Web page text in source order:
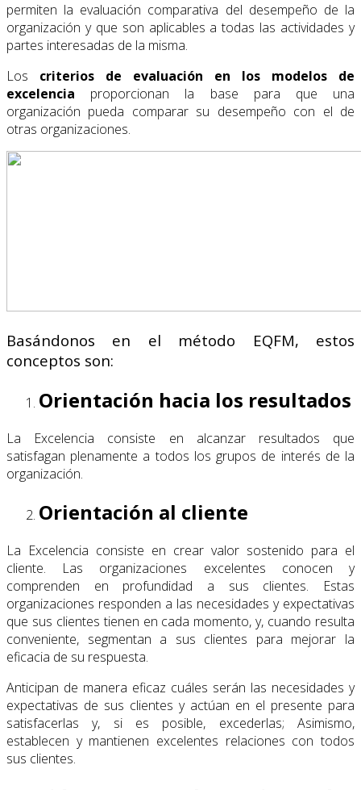
permiten la evaluación comparativa del desempeño de la
organización y que son aplicables a todas las actividades y
partes interesadas de la misma.
Los criterios de evaluación en los modelos de
excelencia proporcionan la base para que una
organización pueda comparar su desempeño con el de
otras organizaciones.
Basándonos en el método EQFM, estos
conceptos son:
Orientación hacia los resultados
La Excelencia consiste en alcanzar resultados que
satisfagan plenamente a todos los grupos de interés de la
organización.
Orientación al cliente
La Excelencia consiste en crear valor sostenido para el
cliente. Las organizaciones excelentes conocen y
comprenden en profundidad a sus clientes. Estas
organizaciones responden a las necesidades y expectativas
que sus clientes tienen en cada momento, y, cuando resulta
conveniente, segmentan a sus clientes para mejorar la
eficacia de su respuesta.
Anticipan de manera eficaz cuáles serán las necesidades y
expectativas de sus clientes y actúan en el presente para
satisfacerlas y, si es posible, excederlas; Asimismo,
establecen y mantienen excelentes relaciones con todos
sus clientes.